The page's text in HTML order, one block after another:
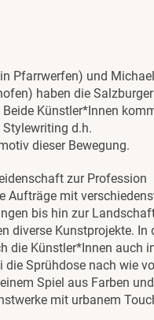
Pfarrwerfen) und Michael
haben die Salzburger
Künstler*Innen
d.h.
dieser Bewegung.
zur Profession
Aufträge mit
bis hin zur
diverse Kunstprojekte. In
die Künstler*Innen auch
Sprühdose nach wie
Spiel aus Farben und
mit urbanem